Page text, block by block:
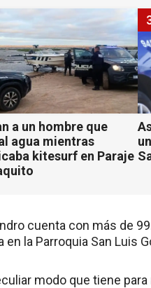
a un hombre que
agua mientras
kitesurf en Paraje
cuenta con más de
la Parroquia San Luis
modo que tiene